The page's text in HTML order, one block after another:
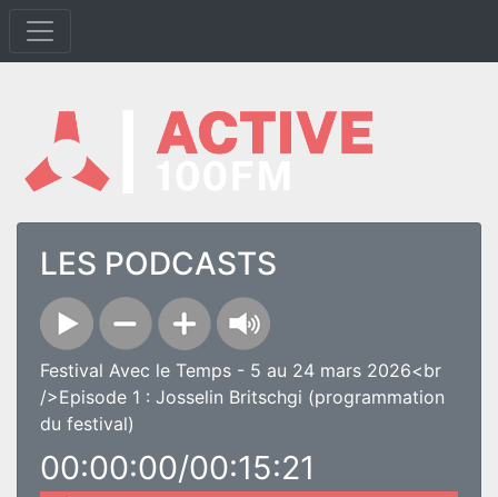
LES PODCASTS
Festival Avec le Temps - 5 au 24 mars 2026<br
/>Episode 1 : Josselin Britschgi (programmation
du festival)
00:00:00/00:15:21